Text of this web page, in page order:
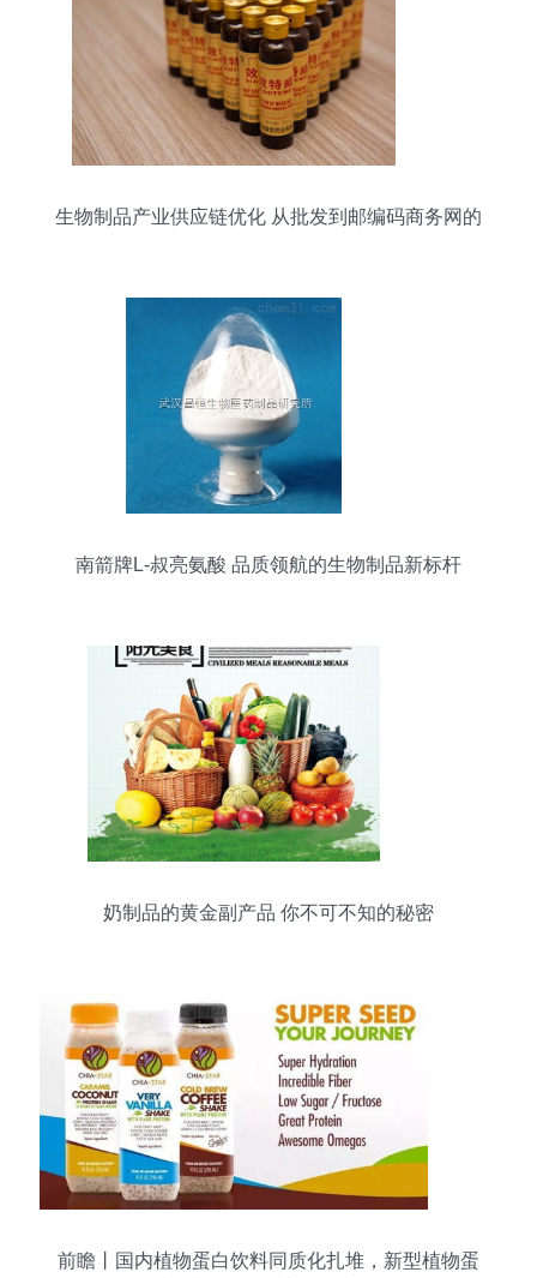
生物制品产业供应链优化 从批发到邮编码商务网的
南箭牌L-叔亮氨酸 品质领航的生物制品新标杆
奶制品的黄金副产品 你不可不知的秘密
前瞻丨国内植物蛋白饮料同质化扎堆，新型植物蛋